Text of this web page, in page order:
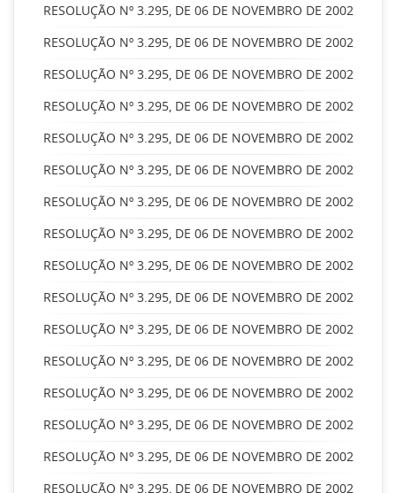
RESOLUÇÃO Nº 3.295, DE 06 DE NOVEMBRO DE 2002
RESOLUÇÃO Nº 3.295, DE 06 DE NOVEMBRO DE 2002
RESOLUÇÃO Nº 3.295, DE 06 DE NOVEMBRO DE 2002
RESOLUÇÃO Nº 3.295, DE 06 DE NOVEMBRO DE 2002
RESOLUÇÃO Nº 3.295, DE 06 DE NOVEMBRO DE 2002
RESOLUÇÃO Nº 3.295, DE 06 DE NOVEMBRO DE 2002
RESOLUÇÃO Nº 3.295, DE 06 DE NOVEMBRO DE 2002
RESOLUÇÃO Nº 3.295, DE 06 DE NOVEMBRO DE 2002
RESOLUÇÃO Nº 3.295, DE 06 DE NOVEMBRO DE 2002
RESOLUÇÃO Nº 3.295, DE 06 DE NOVEMBRO DE 2002
RESOLUÇÃO Nº 3.295, DE 06 DE NOVEMBRO DE 2002
RESOLUÇÃO Nº 3.295, DE 06 DE NOVEMBRO DE 2002
RESOLUÇÃO Nº 3.295, DE 06 DE NOVEMBRO DE 2002
RESOLUÇÃO Nº 3.295, DE 06 DE NOVEMBRO DE 2002
RESOLUÇÃO Nº 3.295, DE 06 DE NOVEMBRO DE 2002
RESOLUÇÃO Nº 3.295, DE 06 DE NOVEMBRO DE 2002